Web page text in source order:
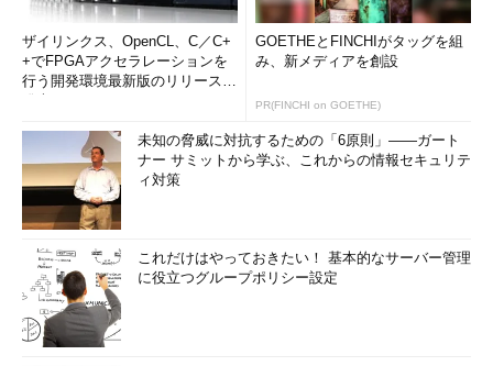
ザイリンクス、OpenCL、C／C+
+でFPGAアクセラレーションを
行う開発環境最新版のリリースを
GOETHEとFINCHIがタッグを組
み、新メディアを創設
PR(FINCHI on GOETHE)
未知の脅威に対抗するための「6原則」――ガート
ナー サミットから学ぶ、これからの情報セキュリテ
ィ対策
これだけはやっておきたい！ 基本的なサーバー管理
に役立つグループポリシー設定